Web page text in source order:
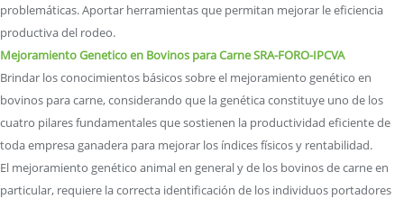
problemáticas. Aportar herramientas que permitan mejorar le eficiencia
productiva del rodeo.
Mejoramiento Genetico en Bovinos para Carne SRA-FORO-IPCVA
Brindar los conocimientos básicos sobre el mejoramiento genético en
bovinos para carne, considerando que la genética constituye uno de los
cuatro pilares fundamentales que sostienen la productividad eficiente de
toda empresa ganadera para mejorar los índices físicos y rentabilidad.
El mejoramiento genético animal en general y de los bovinos de carne en
particular, requiere la correcta identificación de los individuos portadores